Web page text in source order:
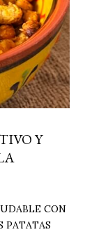
Y
CON
PATATAS